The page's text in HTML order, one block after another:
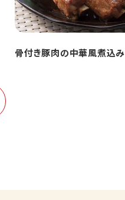
骨付き豚肉の中華風煮込み